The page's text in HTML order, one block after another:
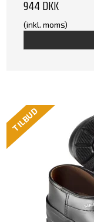
944 DKK
(inkl. moms)
TILBUD